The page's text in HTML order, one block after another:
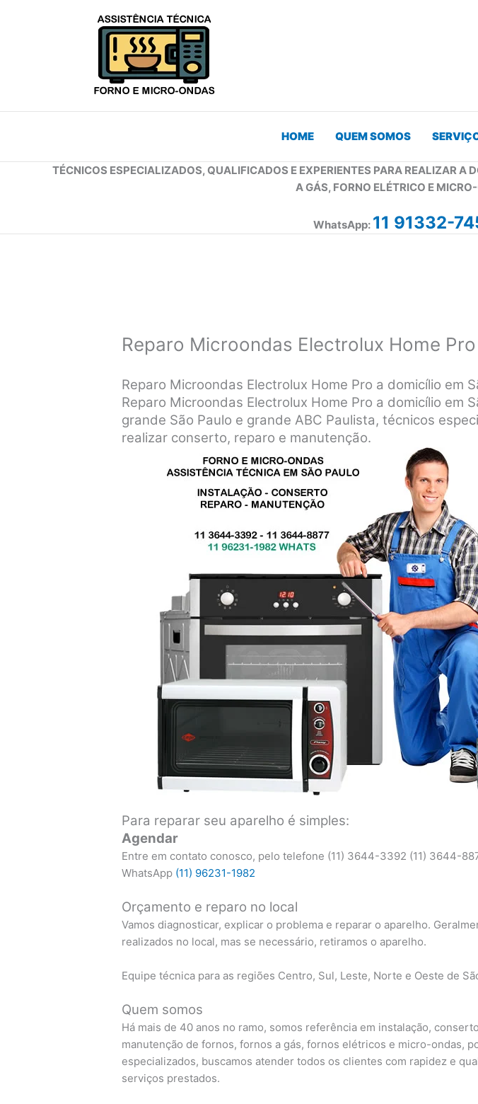
HOME QUEM SOMOS
TÉCNICOS ESPECIALIZADOS, QUALIFICADOS E EXPERIENTES PARA REALIZAR A
A GÁS, FORNO ELÉTRICO E
WhatsApp: 11 91332-
Reparo Microondas Electrolux Home Pro
Reparo Microondas Electrolux Home Pro a domicílio em
Reparo Microondas Electrolux Home Pro a domicílio em
grande São Paulo e grande ABC Paulista, técnicos
realizar conserto, reparo e manutenção.
Para reparar seu aparelho é simples:
Agendar
Entre em contato conosco, pelo telefone (11) 3644-3392 (11) 3644-
WhatsApp (11) 96231-1982
Orçamento e reparo no local
Vamos diagnosticar, explicar o problema e reparar o aparelho.
realizados no local, mas se necessário, retiramos o aparelho.
Equipe técnica para as regiões Centro, Sul, Leste, Norte e Oeste de
Quem somos
Há mais de 40 anos no ramo, somos referência em instalação,
manutenção de fornos, fornos a gás, fornos elétricos e micro-ondas,
especializados, buscamos atender todos os clientes com rapidez e
serviços prestados.